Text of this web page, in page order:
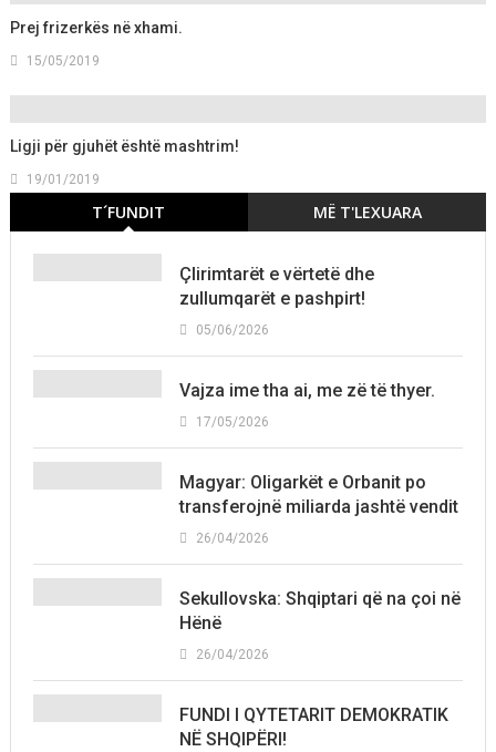
Prej frizerkës në xhami.
15/05/2019
Ligji për gjuhët është mashtrim!
19/01/2019
T´FUNDIT MË T'LEXUARA
Çlirimtarët e vërtetë dhe
zullumqarët e pashpirt!
05/06/2026
Vajza ime tha ai, me zë të thyer.
17/05/2026
Magyar: Oligarkët e Orbanit po
transferojnë miliarda jashtë vendit
26/04/2026
Sekullovska: Shqiptari që na çoi në
Hënë
26/04/2026
FUNDI I QYTETARIT DEMOKRATIK
NË SHQIPËRI!